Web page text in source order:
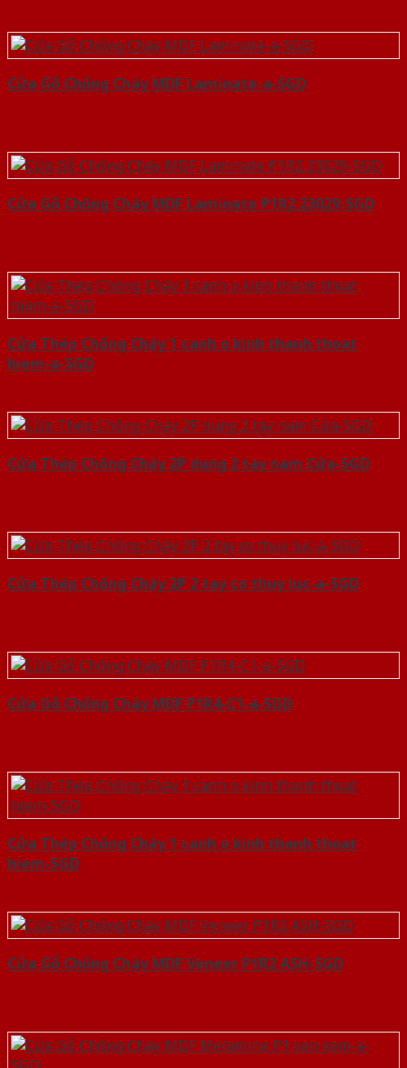
Cửa Gỗ Chống Cháy MDF Laminate-a-SGD
Cửa Gỗ Chống Cháy MDF Laminate P1R2 23029-SGD
Cửa Thép Chống Cháy 1 canh o kinh thanh thoat
hiem-a-SGD
Cửa Thép Chống Cháy 2P dung 2 tay nam Cửa-SGD
Cửa Thép Chống Cháy 2P 2 tay co thuy luc-a-SGD
Cửa Gỗ Chống Cháy MDF P1R4-C1-a-SGD
Cửa Thép Chống Cháy 1 canh o kinh thanh thoat
hiem-SGD
Cửa Gỗ Chống Cháy MDF Veneer P1R2 ASH-SGD